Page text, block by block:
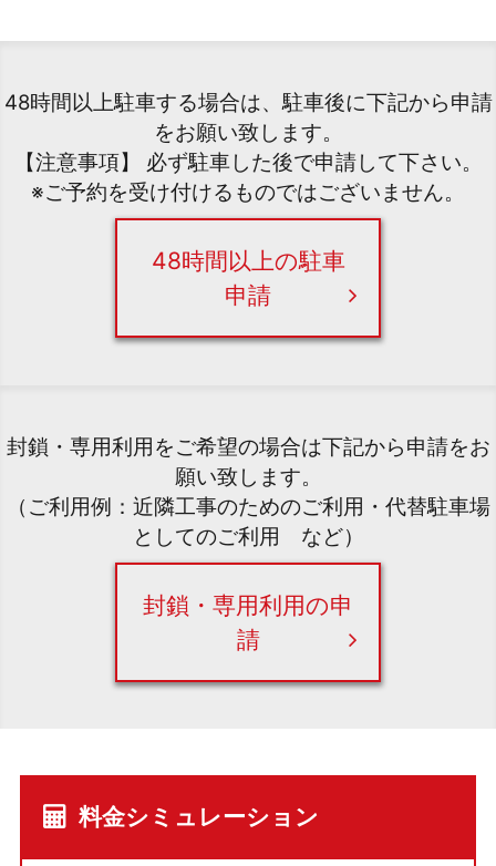
48時間以上駐車する場合は、駐車後に下記から申請
をお願い致します。
【注意事項】 必ず駐車した後で申請して下さい。
※ご予約を受け付けるものではございません。
48時間以上の駐車
申請
封鎖・専用利用をご希望の場合は下記から申請をお
願い致します。
（ご利用例：近隣工事のためのご利用・代替駐車場
としてのご利用 など）
封鎖・専用利用の申
請
料金シミュレーション